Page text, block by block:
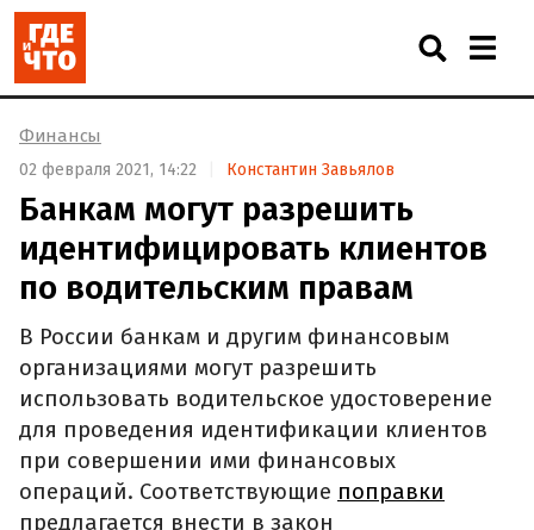
Финансы
02 февраля 2021, 14:22 Константин Завьялов
Банкам могут разрешить
идентифицировать клиентов
по водительским правам
В России банкам и другим финансовым
организациями могут разрешить
использовать водительское удостоверение
для проведения идентификации клиентов
при совершении ими финансовых
операций. Соответствующие поправки
предлагается внести в закон